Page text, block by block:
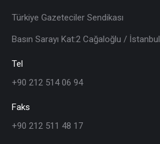
Türkiye Gazeteciler Sendikası
Basın Sarayı Kat:2 Cağaloğlu / İstanbul
Tel
+90 212 514 06 94
Faks
+90 212 511 48 17